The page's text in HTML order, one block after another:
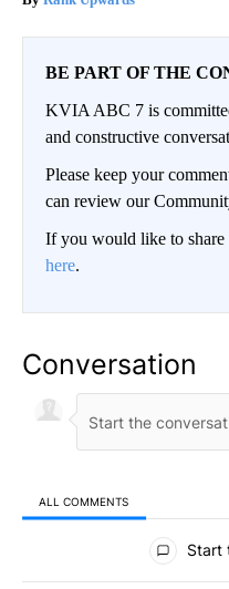
BE PART OF THE
KVIA ABC 7 is
and constructive
Please keep your
can review our
If you would like to share
here.
Conversation
ALL COMMENTS
All Comments
Start